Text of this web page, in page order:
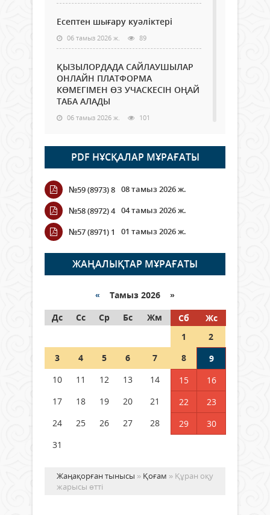
Есептен шығару куәліктері
06 тамыз 2026 ж. 89
ҚЫЗЫЛОРДАДА САЙЛАУШЫЛАР
ОНЛАЙН ПЛАТФОРМА
КӨМЕГІМЕН ӨЗ УЧАСКЕСІН ОҢАЙ
ТАБА АЛАДЫ
06 тамыз 2026 ж. 101
Open Air: Қызылорда облысы
полиция департаменті 20
мыңнан астам көрерменнің
қауіпсіздігін қамтамасыз етті
06 тамыз 2026 ж.
Wi-Fi ҚАБЫРҒА АРҚЫЛЫ ҚАЛАЙ
ӨТЕДІ?
06 тамыз 2026 ж. 278
граждане Казахстана,
05 тамыз 2026 ж. 160
Шетелде жүрген Қазақстан
азаматтары қалай дауыс бере
PDF НҰСҚАЛАР МҰРАҒАТЫ
№59 (8973) 8 08 тамыз 2026 ж.
№58 (8972) 4 04 тамыз 2026 ж.
№57 (8971) 1
01 тамыз 2026 ж.
ЖАҢАЛЫҚТАР МҰРАҒАТЫ
« Тамыз 2026 »
Дс
Сс Ср Бс Жм Сб
Жс
1
2
3
4 5 6 7 8
9
10
11 12 13 14 15
16
17
18 19 20 21 22
23
24
25 26 27 28 29
30
31
Жаңақорған тынысы » Қоғам » Құран оқу
жарысы өтті